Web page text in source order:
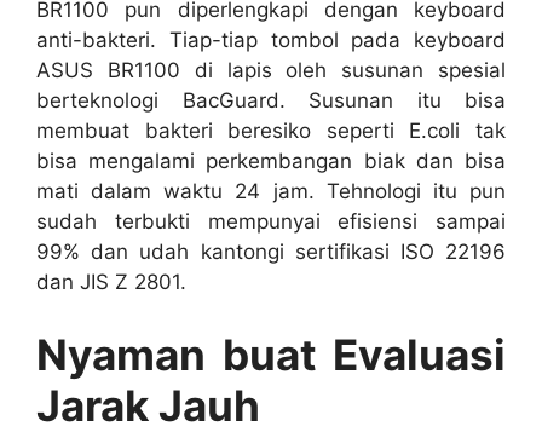
BR1100 pun diperlengkapi dengan keyboard
anti-bakteri. Tiap-tiap tombol pada keyboard
ASUS BR1100 di lapis oleh susunan spesial
berteknologi BacGuard. Susunan itu bisa
membuat bakteri beresiko seperti E.coli tak
bisa mengalami perkembangan biak dan bisa
mati dalam waktu 24 jam. Tehnologi itu pun
sudah terbukti mempunyai efisiensi sampai
99% dan udah kantongi sertifikasi ISO 22196
dan JIS Z 2801.
Nyaman buat Evaluasi
Jarak Jauh